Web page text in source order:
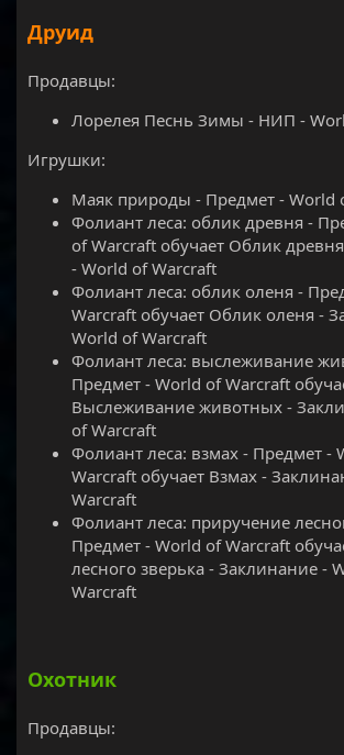
Друид
Продавцы:
Лорелея Песнь Зимы - НИП -
Игрушки:
Маяк природы - Предмет - World
Фолиант леса: облик древня -
of Warcraft обучает Облик
- World of Warcraft
Фолиант леса: облик оленя -
Warcraft обучает Облик оленя -
World of Warcraft
Фолиант леса: выслеживание
Предмет - World of Warcraft
Выслеживание животных -
of Warcraft
Фолиант леса: взмах - Предмет -
Warcraft обучает Взмах -
Warcraft
Фолиант леса: приручение
Предмет - World of Warcraft
лесного зверька - Заклинание -
Warcraft
Охотник
Продавцы: